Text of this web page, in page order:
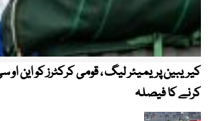
کرنے کا فیصلہ